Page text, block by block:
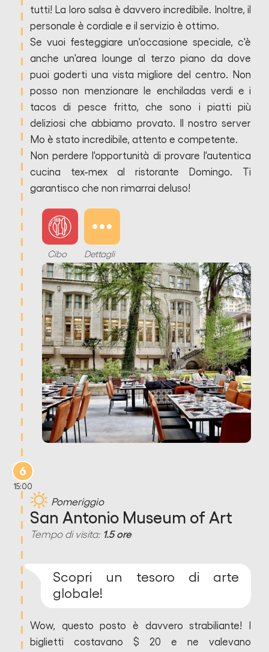
tutti! La loro salsa è davvero incredibile. Inoltre, il
personale è cordiale e il servizio è ottimo.
Se vuoi festeggiare un'occasione speciale, c'è
anche un'area lounge al terzo piano da dove
puoi goderti una vista migliore del centro. Non
posso non menzionare le enchiladas verdi e i
tacos di pesce fritto, che sono i piatti più
deliziosi che abbiamo provato. Il nostro server
Mo è stato incredibile, attento e competente.
Non perdere l'opportunità di provare l'autentica
cucina tex-mex al ristorante Domingo. Ti
garantisco che non rimarrai deluso!
Cibo Dettagli
6
15:00
Pomeriggio
San Antonio Museum of Art
Tempo di visita: 1.5 ore
Scopri un tesoro di arte
globale!
Wow, questo posto è davvero strabiliante! I
biglietti costavano $ 20 e ne valevano